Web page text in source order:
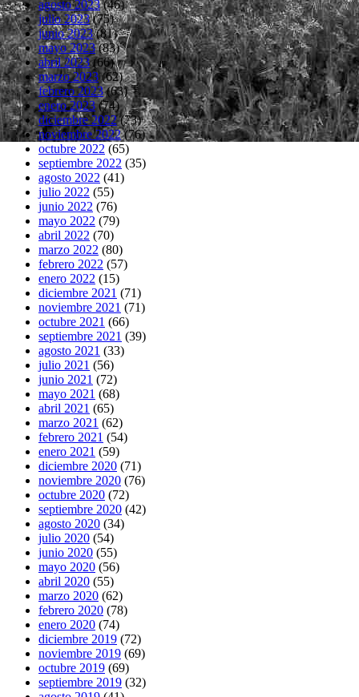
agosto 2023(46)
julio 2023(75)
junio 2023(81)
mayo 2023(83)
abril 2023(66)
marzo 2023(62)
febrero 2023(63)
enero 2023(74)
diciembre 2022(73)
noviembre 2022(76)
octubre 2022 (65)
septiembre 2022 (35)
agosto 2022 (41)
julio 2022 (55)
junio 2022 (76)
mayo 2022 (79)
abril 2022 (70)
marzo 2022 (80)
febrero 2022 (57)
enero 2022 (15)
diciembre 2021 (71)
noviembre 2021 (71)
octubre 2021 (66)
septiembre 2021 (39)
agosto 2021 (33)
julio 2021 (56)
junio 2021 (72)
mayo 2021 (68)
abril 2021 (65)
marzo 2021 (62)
febrero 2021 (54)
enero 2021 (59)
diciembre 2020 (71)
noviembre 2020 (76)
octubre 2020 (72)
septiembre 2020 (42)
agosto 2020 (34)
julio 2020 (54)
junio 2020 (55)
mayo 2020 (56)
abril 2020 (55)
marzo 2020 (62)
febrero 2020 (78)
enero 2020 (74)
diciembre 2019 (72)
noviembre 2019 (69)
octubre 2019 (69)
septiembre 2019 (32)